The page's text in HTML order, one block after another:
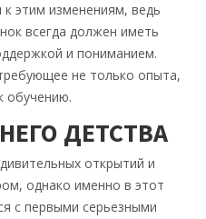
к этим изменениям, ведь
всегда должен иметь
и пониманием.
не только опыта,
обучению.
ДЕТСТВА
открытий и
однако именно в этот
с первыми серьезными